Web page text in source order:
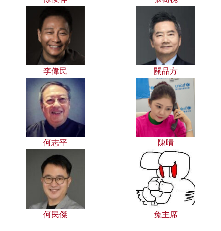
李偉民 關品方
何志平 陳晴
何民傑 兔主席